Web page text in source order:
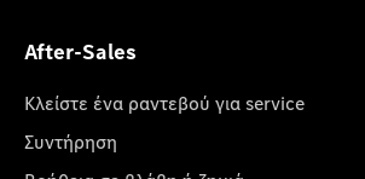
After-Sales
Κλείστε ένα ραντεβού για service
Συντήρηση